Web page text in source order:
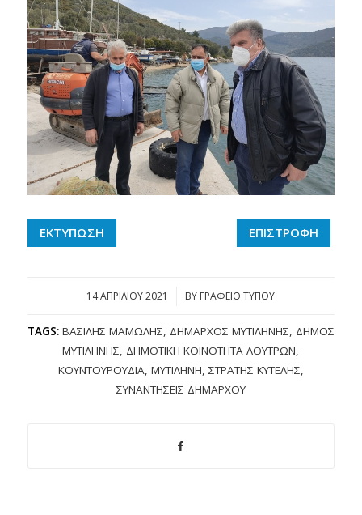
ΕΚΤΥΠΩΣΗ ΕΠΙΣΤΡΟΦΗ
14 ΑΠΡΙΛΊΟΥ 2021
/ BY ΓΡΑΦΕΙΟ ΤΥΠΟΥ
TAGS: ΒΑΣΊΛΗΣ ΜΑΜΏΛΗΣ, ΔΉΜΑΡΧΟΣ ΜΥΤΙΛΉΝΗΣ, ΔΉΜΟΣ
ΜΥΤΙΛΉΝΗΣ, ΔΗΜΟΤΙΚΉ ΚΟΙΝΌΤΗΤΑ ΛΟΥΤΡΏΝ,
ΚΟΥΝΤΟΥΡΟΥΔΙΆ, ΜΥΤΙΛΉΝΗ, ΣΤΡΑΤΉΣ ΚΎΤΕΛΗΣ,
ΣΥΝΑΝΤΉΣΕΙΣ ΔΗΜΆΡΧΟΥ